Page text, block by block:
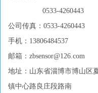
0533-4260443
公司传真：0533-4260443
手机：13806484537
邮箱：zbsensor@126.com
地址：山东省淄博市博山区
镇中心路良庄段路南